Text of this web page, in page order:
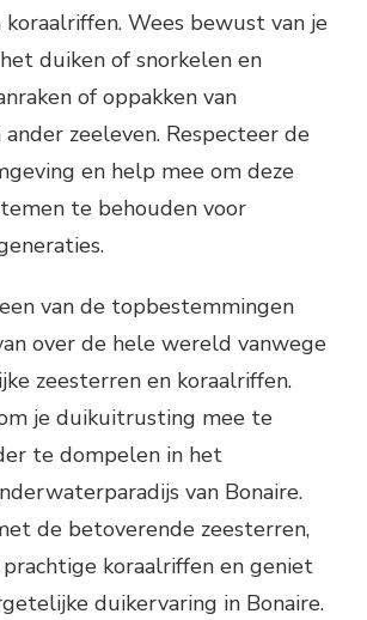
koraalriffen. Wees bewust van je
duiken of snorkelen en
of oppakken van
zeeleven. Respecteer de
en help mee om deze
te behouden voor
van de topbestemmingen
over de hele wereld vanwege
zeesterren en koraalriffen.
je duikuitrusting mee te
te dompelen in het
van Bonaire.
de betoverende zeesterren,
koraalriffen en geniet
duikervaring in Bonaire.